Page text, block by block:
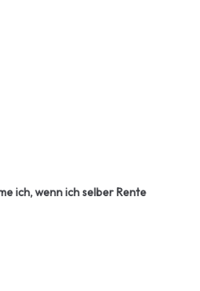
ich, wenn ich selber Rente